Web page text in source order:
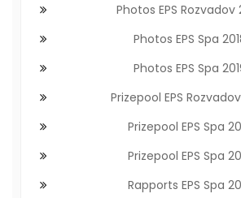
Photos EPS Rozvadov
Photos EPS Spa
Photos EPS Spa
Prizepool EPS
Prizepool EPS Spa
Prizepool EPS Spa
Rapports EPS Spa